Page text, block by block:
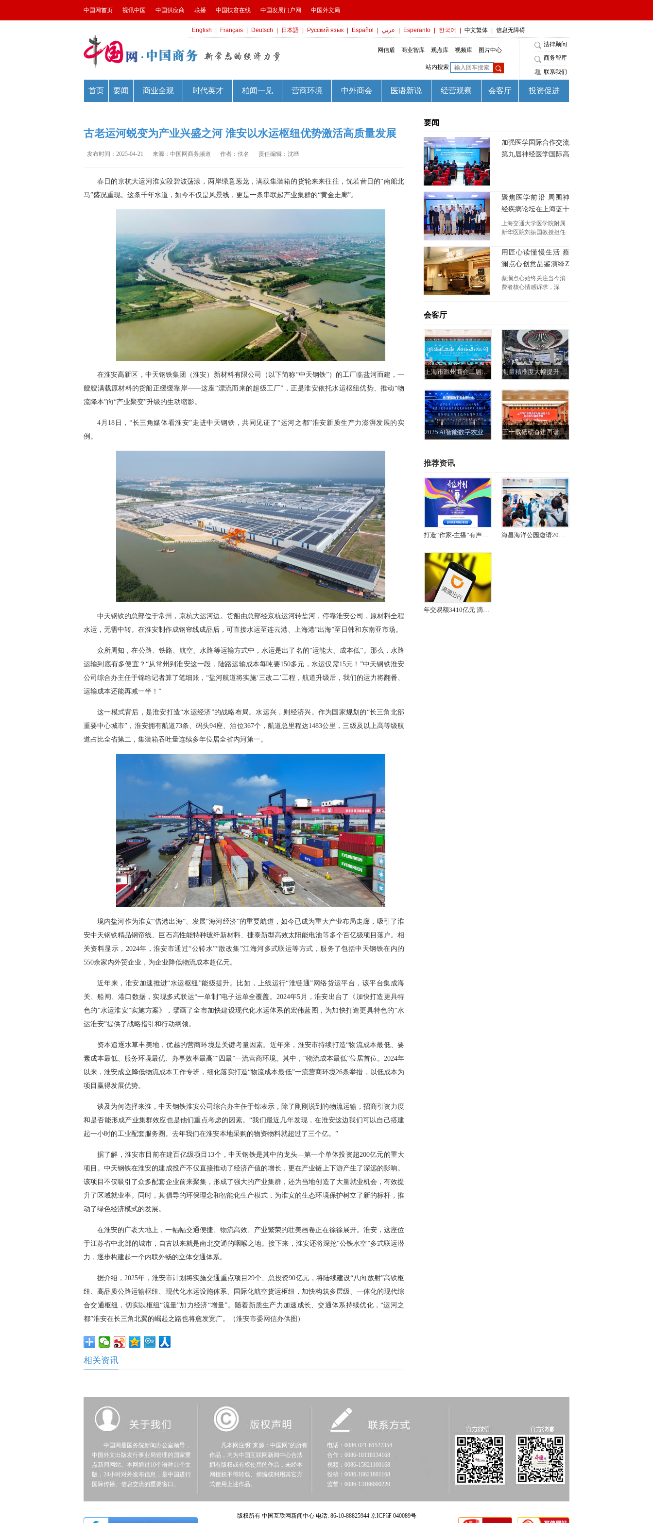
古老运河蜕变为产业兴盛之河 淮安以水运枢纽优势激活高质量发展
发布时间：2025-04-21 来源：中国网商务频道 作者：佚名 责任编辑：沈晔
春日的京杭大运河淮安段碧波荡漾，两岸绿意葱茏，满载集装箱的货轮来来往往，恍若昔日的“南船北
马”盛况重现。这条千年水道，如今不仅是风景线，更是一条串联起产业集群的“黄金走廊”。
在淮安高新区，中天钢铁集团（淮安）新材料有限公司（以下简称“中天钢铁”）的工厂临盐河而建，一
艘艘满载原材料的货船正缓缓靠岸——这座“漂流而来的超级工厂”，正是淮安依托水运枢纽优势、推动“物
流降本”向“产业聚变”升级的生动缩影。
4月18日，“长三角媒体看淮安”走进中天钢铁，共同见证了“运河之都”淮安新质生产力澎湃发展的实
例。
中天钢铁的总部位于常州，京杭大运河边‌。货船由总部经京杭运河转盐河，停靠淮安公司，原材料全程
水运，无需中转。在淮安制作成钢帘线成品后，可直接水运至连云港、上海港“出海”至日韩和东南亚市场。
众所周知，在公路、铁路、航空、水路等运输方式中，水运是出了名的“运能大、成本低”。那么，水路
运输到底有多便宜？“从常州到淮安这一段，陆路运输成本每吨要150多元，水运仅需15元！”中天钢铁淮安
公司综合办主任于锦给记者算了笔细账，“盐河航道将实施‘三改二’工程，航道升级后，我们的运力将翻番、
运输成本还能再减一半！”‌
这一模式背后，是淮安打造“水运经济”的战略布局。水运兴，则经济兴。作为国家规划的“长三角北部
重要中心城市”，淮安拥有航道73条、码头94座、泊位367个，航道总里程达1483公里，三级及以上高等级航
道占比全省第二，集装箱吞吐量连续多年位居全省内河第一。
境内盐河作为淮安“借港出海”、发展“海河经济”的重要航道，如今已成为重大产业布局走廊，吸引了淮
安中天钢铁精品钢帘线、巨石高性能特种玻纤新材料、捷泰新型高效太阳能电池等多个百亿级项目落户。相
关资料显示，2024年，淮安市通过“公转水”“散改集”江海河多式联运等方式，服务了包括中天钢铁在内的
550余家内外贸企业，为企业降低物流成本超亿元。
近年来，淮安加速推进“水运枢纽”能级提升。比如，上线运行“淮链通”网络货运平台，该平台集成海
关、船闸、港口数据，实现多式联运“一单制”电子运单全覆盖。2024年5月，淮安出台了《加快打造更具特
色的“水运淮安”实施方案》，擘画了全市加快建设现代化水运体系的宏伟蓝图，为加快打造更具特色的“水
运淮安”提供了战略指引和行动纲领。
资本追逐水草丰美地，优越的营商环境是关键考量因素。近年来，淮安市持续打造“物流成本最低、要
素成本最低、服务环境最优、办事效率最高”“四最”一流营商环境。其中，“物流成本最低”位居首位。2024年
以来，淮安成立降低物流成本工作专班，细化落实打造“物流成本最低”一流营商环境26条举措，以低成本为
项目赢得发展优势。
谈及为何选择来淮，中天钢铁淮安公司综合办主任于锦表示，除了刚刚说到的物流运输，招商引资力度
和是否能形成产业集群效应也是他们重点考虑的因素。“我们最近几年发现，在淮安这边我们可以自己搭建
起一小时的工业配套服务圈。去年我们在淮安本地采购的物资物料就超过了三个亿。”
据了解，淮安市目前在建百亿级项目13个，中天钢铁是其中的龙头—第一个单体投资超200亿元的重大
项目。中天钢铁在淮安的建成投产不仅直接推动了经济产值的增长，更在产业链上下游产生了深远的影响。
该项目不仅吸引了众多配套企业前来聚集，形成了强大的产业集群，还为当地创造了大量就业机会，有效提
升了区域就业率。同时，其倡导的环保理念和智能化生产模式，为淮安的生态环境保护树立了新的标杆，推
动了绿色经济模式的发展。
在淮安的广袤大地上，一幅幅交通便捷、物流高效、产业繁荣的壮美画卷正在徐徐展开。淮安，这座位
于江苏省中北部的城市，自古以来就是南北交通的咽喉之地。接下来，淮安还将深挖“公铁水空”多式联运潜
力，逐步构建起一个内联外畅的立体交通体系。
据介绍，2025年，淮安市计划将实施交通重点项目29个、总投资90亿元，将陆续建设“八向放射”高铁枢
纽、高品质公路运输枢纽、现代化水运设施体系、国际化航空货运枢纽，加快构筑多层级、一体化的现代综
合交通枢纽，切实以枢纽“流量”加力经济“增量”。随着新质生产力加速成长、交通体系持续优化，“运河之
都”淮安在长三角北翼的崛起之路也将愈发宽广。（淮安市委网信办供图）
相关资讯
要闻
加强医学国际合作交流
第九届神经医学国际高
聚焦医学前沿 周围神
经疾病论坛在上海蓝十
字脑科医院举行
上海交通大学医学院附属
新华医院刘振国教授担任
医学院附属第九人民医院
主，复旦大学附属华山医
院陈向军教授特邀出席并
作学术报告。
用匠心读懂慢生活 蔡
澜点心创意品鉴演绎Z
世代“松弛之道”
蔡澜点心始终关注当今消
费者核心情感诉求，深
会客厅
上海市滁州商会二届四次会员大会在沪成功举行 测量精准度大幅提升 汉王大健康助力血压测量进入AI时代
2025 AI智能数字农业研讨会启幕科技助农与数据兴业成焦点 三十载砥砺奋进再谱新篇 上海市广东商会成功换届
推荐资讯
打造“作家-主播”有声文直通车 喜马拉雅奇迹文学推出“奇迹计划” 海昌海洋公园邀请20所高校共倡海洋保护
年交易额3410亿元 滴滴出行递交IPO招股书